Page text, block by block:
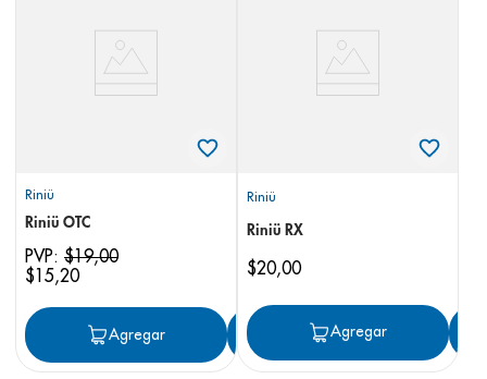
Riniü
Riniü OTC
PVP: $19,00
$15,20
Agregar Agregar
Riniü
Riniü RX
$20,00
Agregar
panolini
prueba embarazo